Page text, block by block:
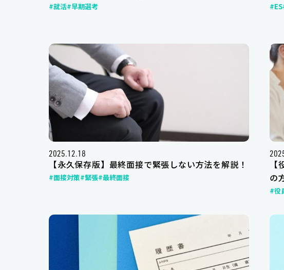
#就活#早期選考 #ES
2025.12.18
【永久保存版】最終面接で緊張しない方法を解説！
#面接対策#緊張#最終面接
の
#役